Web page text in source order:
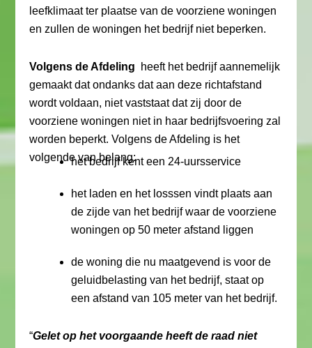
leefklimaat ter plaatse van de voorziene woningen
en zullen de woningen het bedrijf niet beperken.
Volgens de Afdeling
heeft het bedrijf aannemelijk
gemaakt dat ondanks dat aan deze richtafstand
wordt voldaan, niet vaststaat dat zij door de
voorziene woningen niet in haar bedrijfsvoering zal
worden beperkt. Volgens de Afdeling is het
volgende van belang:
het bedrijf kent een 24-uursservice
het laden en het losssen vindt plaats aan
de zijde van het bedrijf waar de voorziene
woningen op 50 meter afstand liggen
de woning die nu maatgevend is voor de
geluidbelasting van het bedrijf, staat op
een afstand van 105 meter van het bedrijf.
“Gelet op het voorgaande heeft de raad niet